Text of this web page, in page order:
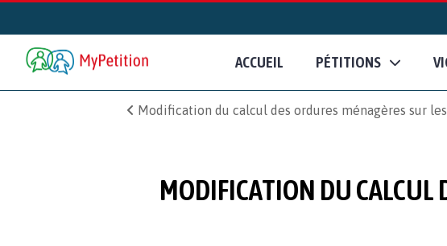
ACCUEIL PÉTITIONS
Modification du calcul des ordures ménagères sur
MODIFICATION DU CALCUL